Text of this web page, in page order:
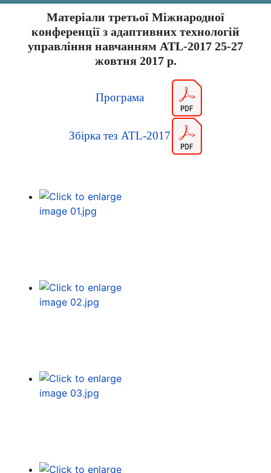
Матеріали третьої Міжнародної
конференції з адаптивних технологій
управління навчанням ATL-2017 25-27
жовтня 2017 р.
Програма
Збірка тез ATL-2017